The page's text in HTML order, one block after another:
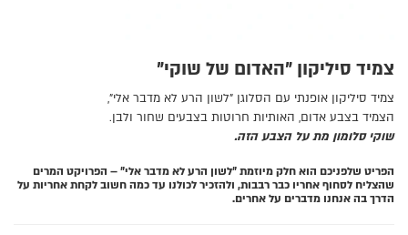
צמיד סיליקון "האדום של שוקי"
צמיד סיליקון אופנתי עם הסלוגן "לשון הרע לא מדבר אלי",
הצמיד בצבע אדום, האותיות חרוטות בצבעים שחור ולבן.
שוקי סלומון מת על הצבע הזה.
הפריט שלפניכם הוא חלק מיוזמת "לשון הרע לא מדבר אלי" – הפרויקט המרים
שהצליח לסחוף אחריו כבר רבבות, ולהזכיר לכולנו עד כמה חשוב לקחת אחריות על
הדרך בה אנחנו מדברים על אחרים.